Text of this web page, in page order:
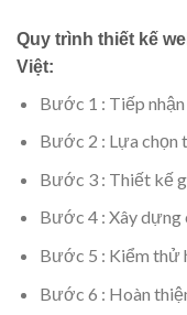
Quy trình thiết kế
Việt:
Bước 1 : Tiếp
Bước 2 : Lựa chọn
Bước 3 : Thiết kế
Bước 4 : Xây dựng
Bước 5 : Kiểm thử
Bước 6 : Hoàn